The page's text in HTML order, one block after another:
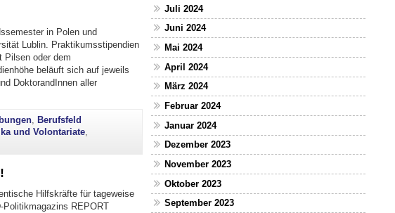
in Polen und
Lublin. Praktikumsstipendien
Pilsen oder dem
beläuft sich auf jeweils
DoktorandInnen aller
, Berufsfeld
und Volontariate,
Hilfskräfte für tageweise
Politikmagazins REPORT
Juli 2024
Juni 2024
Mai 2024
April 2024
März 2024
Februar 2024
Januar 2024
Dezember 2023
November 2023
Oktober 2023
September 2023